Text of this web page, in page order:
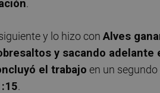
.
y lo hizo con Alves
y sacando
el trabajo en un
.